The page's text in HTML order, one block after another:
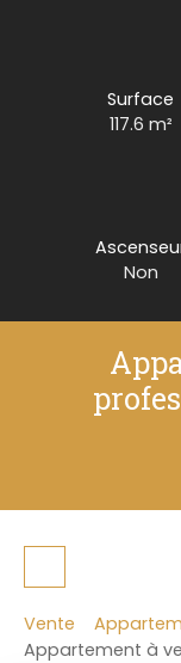
Surface
117.6 m²
Non
Vente
Appartement à